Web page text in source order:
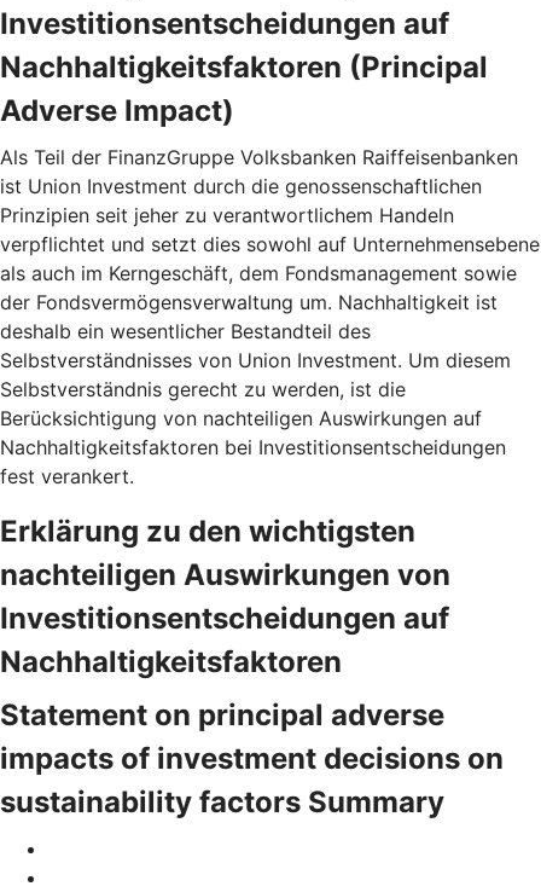
Investitionsentscheidungen auf
Nachhaltigkeitsfaktoren (Principal
Adverse Impact)
Als Teil der FinanzGruppe Volksbanken Raiffeisenbanken
ist Union Investment durch die genossenschaftlichen
Prinzipien seit jeher zu verantwortlichem Handeln
verpflichtet und setzt dies sowohl auf Unternehmensebene
als auch im Kerngeschäft, dem Fondsmanagement sowie
der Fondsvermögensverwaltung um. Nachhaltigkeit ist
deshalb ein wesentlicher Bestandteil des
Selbstverständnisses von Union Investment. Um diesem
Selbstverständnis gerecht zu werden, ist die
Berücksichtigung von nachteiligen Auswirkungen auf
Nachhaltigkeitsfaktoren bei Investitionsentscheidungen
fest verankert.
Erklärung zu den wichtigsten
nachteiligen Auswirkungen von
Investitionsentscheidungen auf
Nachhaltigkeitsfaktoren
Statement on principal adverse
impacts of investment decisions on
sustainability factors Summary